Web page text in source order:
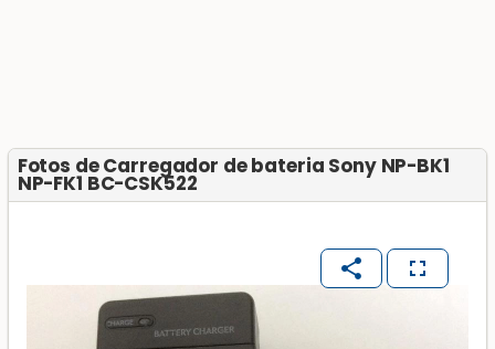
Fotos de Carregador de bateria Sony NP-BK1
NP-FK1 BC-CSK522
share fullscreen